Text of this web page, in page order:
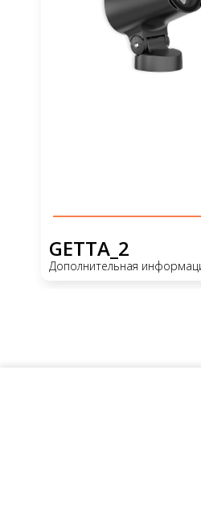
GETTA_2
Дополнительная